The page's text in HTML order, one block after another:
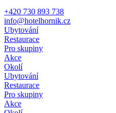
+420 730 893 738
info@hotelhornik.cz
Ubytování
Restaurace
Pro skupiny
Akce
Okolí
Ubytování
Restaurace
Pro skupiny
Akce